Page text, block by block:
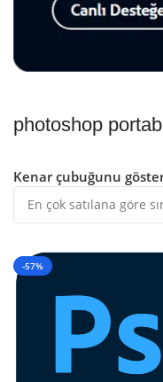
photoshop
Kenar çubuğunu
-57%